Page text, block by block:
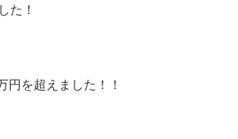
た！
円を超えました！！